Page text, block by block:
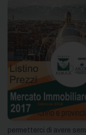
permetterci di avere